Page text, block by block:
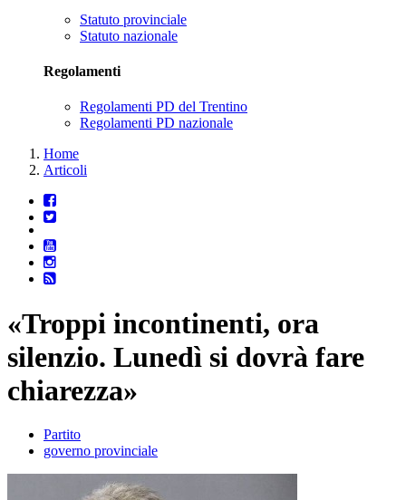
Statuto provinciale
Statuto nazionale
Regolamenti
Regolamenti PD del Trentino
Regolamenti PD nazionale
Home
Articoli
«Troppi incontinenti, ora
silenzio. Lunedì si dovrà fare
chiarezza»
Partito
governo provinciale